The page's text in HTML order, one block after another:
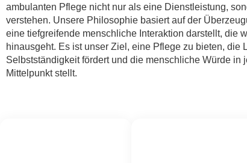
ambulanten Pflege nicht nur als eine Dienstleistung,
verstehen. Unsere Philosophie basiert auf der
eine tiefgreifende menschliche Interaktion darstellt, die
hinausgeht. Es ist unser Ziel, eine Pflege zu bieten, die
Selbstständigkeit fördert und die menschliche Würde in
Mittelpunkt stellt.